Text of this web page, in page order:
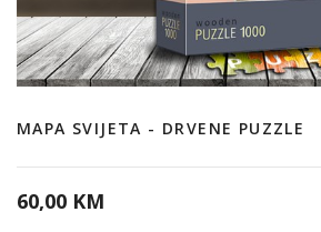
MAPA SVIJETA - DRVENE PUZZLE
60,00 KM